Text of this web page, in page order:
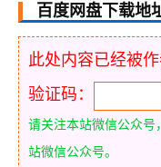
百度网盘下载地
此处内容已经被
验证码：
请关注本站微信公众号
站微信公众号。